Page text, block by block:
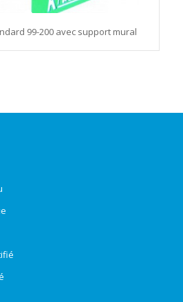
99-200 avec support mural